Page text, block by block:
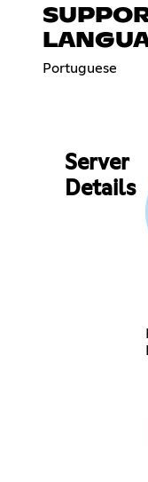
Portuguese
Server
Details